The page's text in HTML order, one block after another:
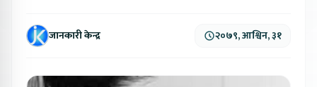
जानकारी केन्द्र २०७९, आश्विन, ३१